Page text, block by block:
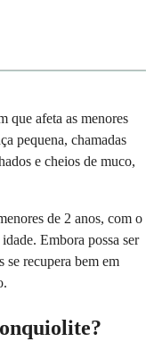
que afeta as menores
pequena, chamadas
e cheios de muco,
de 2 anos, com o
Embora possa ser
se recupera bem em